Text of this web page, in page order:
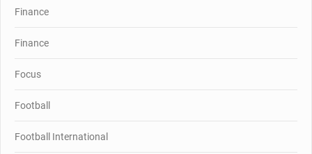
Finance
Finance
Focus
Football
Football International